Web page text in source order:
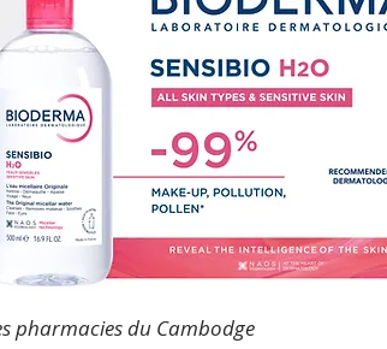
pharmacies du Cambodge